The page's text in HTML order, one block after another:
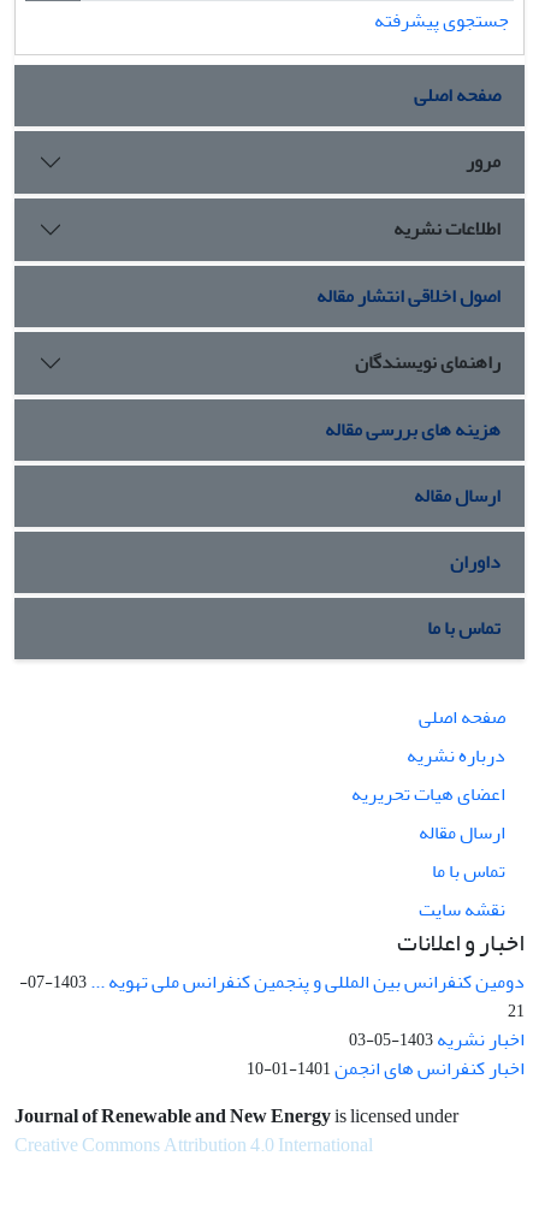
جستجوی پیشرفته
صفحه اصلی
مرور
اطلاعات نشریه
اصول اخلاقی انتشار مقاله
راهنمای نویسندگان
هزینه های بررسی مقاله
ارسال مقاله
داوران
تماس با ما
صفحه اصلی
درباره نشریه
اعضای هیات تحریریه
ارسال مقاله
تماس با ما
نقشه سایت
اخبار و اعلانات
دومین کنفرانس بین المللی و پنجمین کنفرانس ملی تهویه ...
1403-07-
21
اخبار نشریه1403-05-03
اخبار کنفرانس های انجمن1401-01-10
Journal of Renewable and New Energyis licensed under
Creative Commons Attribution 4.0 International